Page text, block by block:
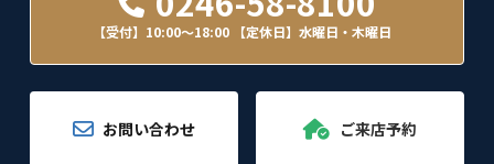
【受付】10:00～18:00 【定休日】水曜日・木曜日
お問い合わせ ご来店予約